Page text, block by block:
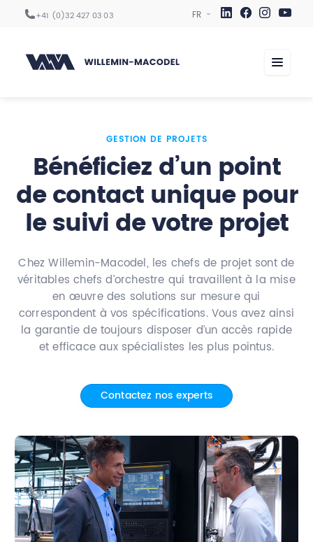
+41 (0)32 427 03 03
Automation
Digitalisation
Services
Entreprise
Carrière
Contact
GESTION DE PROJETS
Bénéficiez d’un point
de contact unique pour
le suivi de votre projet
Chez Willemin-Macodel, les chefs de projet sont de
véritables chefs d’orchestre qui travaillent à la mise
en œuvre des solutions sur mesure qui
correspondent à vos spécifications. Vous avez ainsi
la garantie de toujours disposer d’un accès rapide
et efficace aux spécialistes les plus pointus.
Contactez nos experts